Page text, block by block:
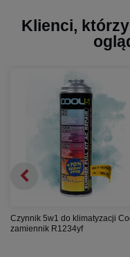
Klienci,
Czynnik 5w1 do klimatyzacji
zamiennik R1234yf